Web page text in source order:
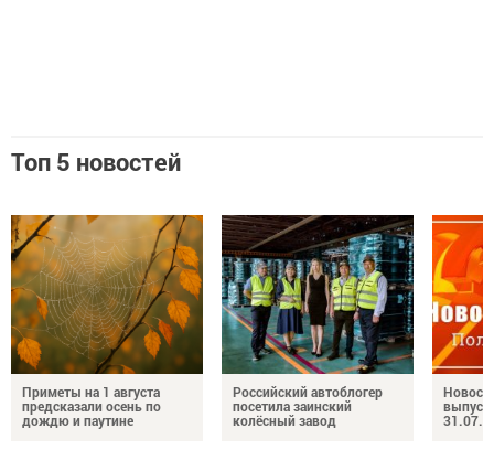
Топ 5 новостей
Приметы на 1 августа
предсказали осень по
дождю и паутине
Российский автоблогер
посетила заинский
колёсный завод